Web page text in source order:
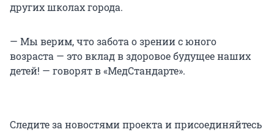
других школах города.
— Мы верим, что забота о зрении с юного
возраста — это вклад в здоровое будущее наших
детей! — говорят в «МедСтандарте».
Следите за новостями проекта и присоединяйтесь